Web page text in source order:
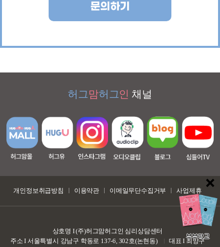
문의하기
허그맘허그인 채널
개인정보취급방침 이용약관 이메일무단수집거부 사업제휴
상호명 I (주)허그맘허그인 심리상담센터
주소 I 서울특별시 강남구 학동로 137-6, 302호(논현동)
대표 I 최양구
부부학교